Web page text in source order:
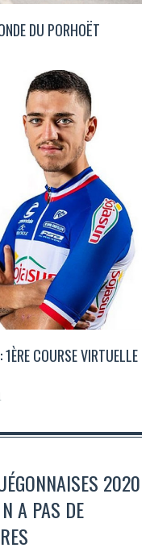
DU PORHOËT
COURSE VIRTUELLE
2020
A PAS DE